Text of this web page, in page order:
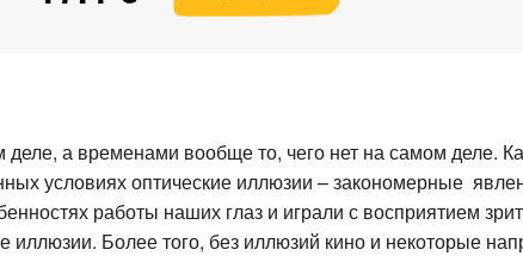
а временами вообще то, чего нет на самом деле.
условиях оптические иллюзии – закономерные
работы наших глаз и играли с восприятием
иллюзии. Более того, без иллюзий кино и некоторые